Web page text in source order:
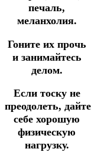
печаль,
меланхолия.
Гоните их прочь
и занимайтесь
делом.
Если тоску не
преодолеть, дайте
себе хорошую
физическую
нагрузку.